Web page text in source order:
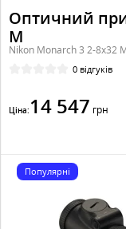
Оптичний
M
Nikon Monarch 3 2-8x32
0 відгуків
Ціна: 14 547 грн
Популярні